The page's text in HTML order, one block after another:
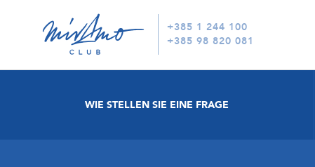
+385 1 244 100
+385 98 820 081
WIE STELLEN SIE EINE FRAGE